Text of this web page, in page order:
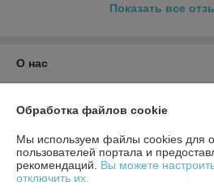
Показать все
О нас
Доставка и оплата
График работы
Обработка файлов cookie
Мы используем файлы cookies для
пользователей портала и
рекомендаций. Вы можете
отключить их.